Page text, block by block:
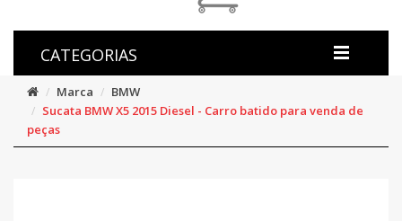
CATEGORIAS
Marca
BMW
Sucata BMW X5 2015 Diesel - Carro batido para venda de
peças